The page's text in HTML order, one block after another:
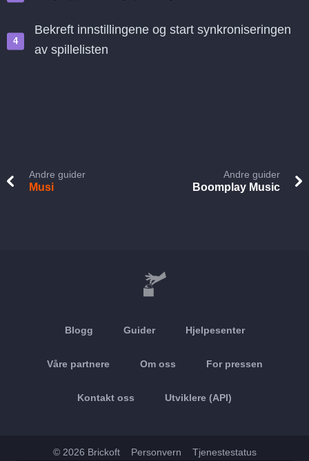
Bekreft innstillingene og start synkroniseringen
av spillelisten
Andre guider
Musi
Andre guider
Boomplay Music
Blogg Guider Hjelpesenter
Våre partnere Om oss For pressen
Kontakt oss Utviklere (API)
© 2026 Brickoft Personvern Tjenestestatus